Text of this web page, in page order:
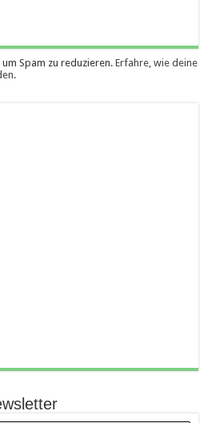
Spam zu reduzieren.Erfahre, wie deine